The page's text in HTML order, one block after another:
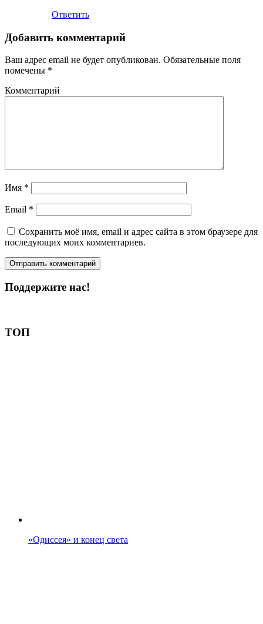
Ответить
Добавить комментарий
Ваш адрес email не будет опубликован. Обязательные поля
помечены *
Комментарий
Имя *
Email *
Сохранить моё имя, email и адрес сайта в этом браузере для
последующих моих комментариев.
Поддержите нас!
ТОП
«Одиссея» и конец света